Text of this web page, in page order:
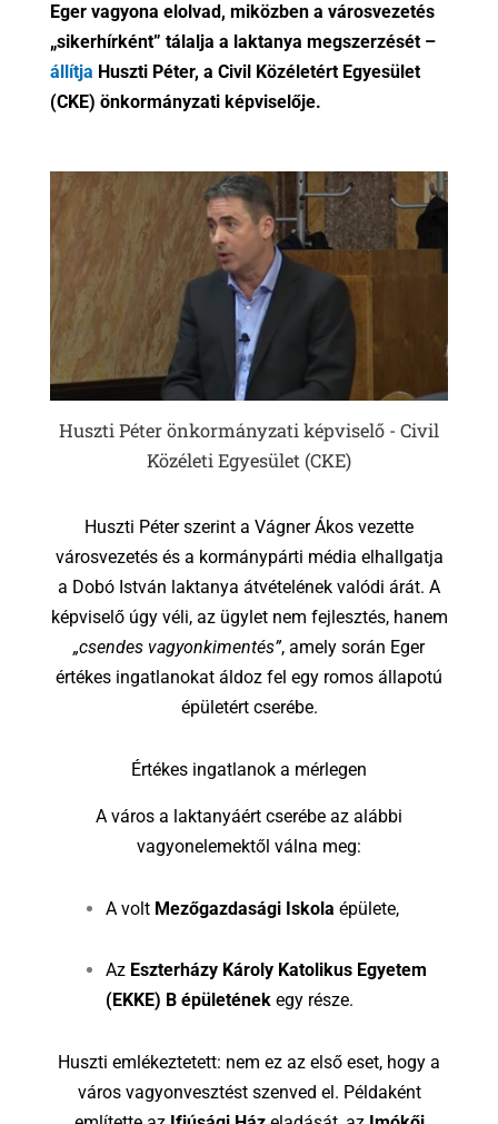
Eger vagyona elolvad, miközben a városvezetés
„sikerhírként” tálalja a laktanya megszerzését –
állítja Huszti Péter, a Civil Közéletért Egyesület
(CKE) önkormányzati képviselője.
Huszti Péter önkormányzati képviselő - Civil
Közéleti Egyesület (CKE)
Huszti Péter szerint a Vágner Ákos vezette
városvezetés és a kormánypárti média elhallgatja
a Dobó István laktanya átvételének valódi árát. A
képviselő úgy véli, az ügylet nem fejlesztés, hanem
„csendes vagyonkimentés”, amely során Eger
értékes ingatlanokat áldoz fel egy romos állapotú
épületért cserébe.
Értékes ingatlanok a mérlegen
A város a laktanyáért cserébe az alábbi
vagyonelemektől válna meg:
A volt Mezőgazdasági Iskola épülete,
Az Eszterházy Károly Katolikus Egyetem
(EKKE) B épületénekegy része.
Huszti emlékeztetett: nem ez az első eset, hogy a
város vagyonvesztést szenved el. Példaként